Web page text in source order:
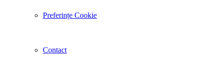
Preferințe Cookie
Contact